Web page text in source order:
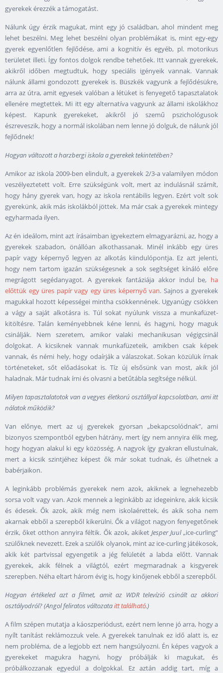
gyerekek érezzék a támogatást.
Nálunk úgy érzik magukat, mint egy jó családban, ahol mindent meg
lehet beszélni. Meg lehet beszélni olyan problémákat is, mint egy-egy
gyerek egyenlőtlen fejlődése, ami a kognitív és egyéb, pl. motorikus
területet illeti. Így fontos dolgok rendbe tehetőek. Itt vannak gyerekek,
akikről időben megtudtuk, hogy speciális igényeik vannak. Vannak
nálunk állami gondozott gyerekek is. Büszkék vagyunk a fejlődésükre,
arra az útra, amit egyesek valóban a létüket is fenyegető tapasztalatok
ellenére megtettek. Mi itt egy alternatíva vagyunk az állami iskolákhoz
képest. Kapunk gyerekeket, akikről jó szemű pszichológusok
észreveszik, hogy a normál iskolában nem lenne jó dolguk, de nálunk jól
fejlődnek!
Hogyan változott a harzbergi iskola a gyerekek tekintetében?
Amikor az iskola 2009-ben elindult, a gyerekek 2/3-a valamilyen módon
veszélyeztetett volt. Erre szükségünk volt, mert az indulásnál számít,
hogy hány gyerek van, hogy az iskola rentábilis legyen. Ezért volt sok
gyerekünk, akik más iskolákból jöttek. Ma már csak a gyerekek mintegy
egyharmada ilyen.
Az én ideálom, mint azt írásaimban igyekeztem elmagyarázni, az, hogy a
gyerekek szabadon, önállóan alkothassanak. Minél inkább egy üres
papír vagy képernyő legyen az alkotás kiindulópontja. Ez azt jelenti,
hogy nem tartom igazán szükségesnek a sok segítséget kínáló előre
megrágott segédanyagot. A gyerekek fantáziája akkor indul be, ha
előttük egy üres papír vagy egy üres képernyő van. Sajnos a gyerekek
magukkal hozott képességei mintha csökkennének. Ugyanúgy csökken
a vágy a saját alkotásra is. Túl sokat nyúlunk vissza a munkafüzet-
kitöltésre. Talán keményebbnek kéne lenni, és hagyni, hogy maguk
csinálják. Nem szeretem, amikor valaki mechanikusan végigcsinál
dolgokat. A kicsiknek vannak munkafüzeteik, amikben csak képek
vannak, és némi hely, hogy odaírják a válaszokat. Sokan közülük írnak
történeteket, sőt előadásokat is. Tíz új elsősünk van most, akik jól
haladnak. Már tudnak írni és olvasni a betűtábla segítsége nélkül.
Milyen tapasztalatotok van a vegyes életkorú osztállyal kapcsolatban, ami itt
nálatok működik?
Van előnye, mert az uj gyerekek gyorsan „bekapcsolódnak”, ami
bizonyos szempontból egyben hátrány, mert így nem annyira élik meg,
hogy hogyan alakul ki egy közösség. A nagyok így gyakran ellustulnak,
mert a kicsik szintjéhez képest ők már sokat tudnak, és ülhetnek a
babérjaikon.
A leginkább problémás gyerekek nem azok, akiknek a legnehezebb
sorsa volt vagy van. Azok mennek a leginkább az idegeinkre, akik kicsik
és édesek. Ők azok, akik még nem iskolaérettek, és akik soha nem
akarnak ebből a szerepből kikerülni. Ők a világot nagyon fenyegetőnek
érzik, őket otthon annyira féltik. Ők azok, akiket Jesper Juul„ice-curling”
szülőknek nevezett. Ezek a szülők olyanok, mint az ice-curling játékosok,
akik két partvissal egyengetik a jég felületét a labda előtt. Vannak
gyerekek, akik félnek a világtól, ezért megmaradnak a kisgyerek
szerepben. Néha eltart három évig is, hogy kinőjenek ebből a szerepből.
Hogyan értékeled azt a filmet, amit az WDR televízió csinált az akkori
osztályodról? (Angol feliratos változataitt található.)
A film szépen mutatja a káoszperiódust, ezért nem lenne jó arra, hogy a
nyílt tanítást reklámozzuk vele. A gyerekek tanulnak ez idő alatt is, ez
nem probléma, de a legjobb ezt nem hangsúlyozni. Én képes vagyok a
gyerekeket magukra hagyni, hogy próbálják ki magukat, és
próbálkozzanak egyedül a dolgokkal. Ez aztán addig tart, míg a